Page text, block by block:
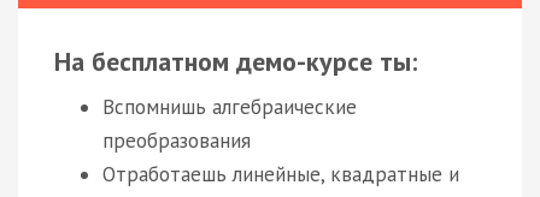
На бесплатном демо-курсе ты:
Вспомнишь алгебраические
преобразования
Отработаешь линейные, квадратные и